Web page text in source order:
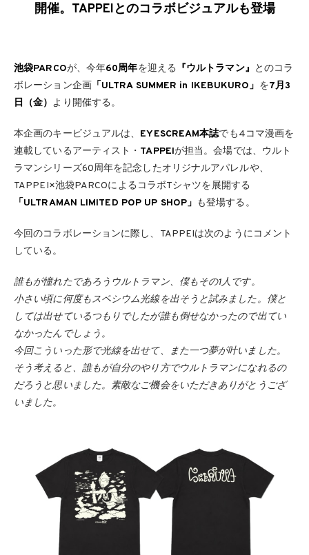
開催。TAPPEIとのコラボビジュアルも登場
池袋PARCOが、今年60周年を迎える 『ウルトラマン』 とのコラ
ボレーション企画 「ULTRA SUMMER in IKEBUKURO」 を7月3
日（金） より開催する。
本企画のキービジュアルは、 EYESCREAM本誌でも4コマ漫画を
連載しているアーティスト・ TAPPEIが担当。会場では、ウルト
ラマンシリーズ60周年を記念したオリジナルアパレルや、
TAPPEI×池袋PARCOによるコラボTシャツを展開する
「ULTRAMAN LIMITED POP UP SHOP」 も登場する。
今回のコラボレーションに際し、TAPPEIは次のようにコメント
している。
誰もが憧れたであろうウルトラマン、僕もその1人です。
小さい頃に何度もスペシウム光線を出そうと試みました。僕と
しては出せているつもりでしたが誰も倒せなかったので出てい
なかったんでしょう。
今回こういった形で光線を出せて、また一つ夢が叶いました。
そう考えると、誰もが自分のやり方でウルトラマンになれるの
だろうと思いました。素敵なご機会をいただきありがとうござ
いました。